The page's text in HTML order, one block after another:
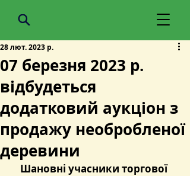
07 березня 2023 р.
відбудеться
додатковий аукціон з
продажу необробленої
деревини
28 лют. 2023 р.
Шановні учасники торгової